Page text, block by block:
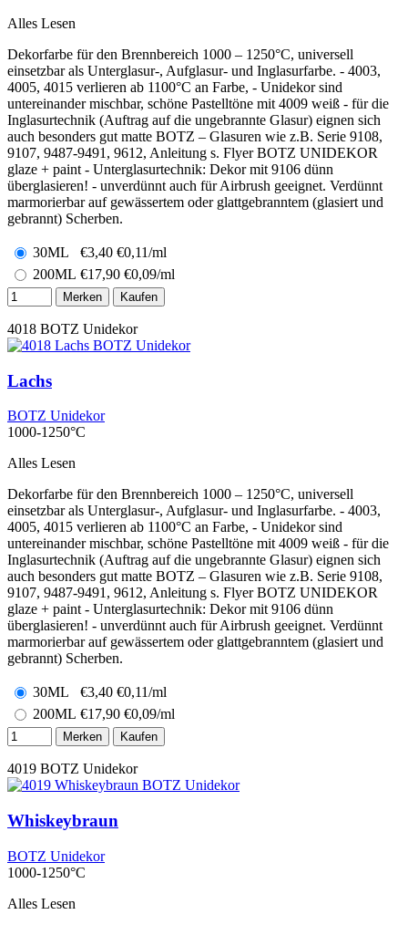
Alles Lesen
Dekorfarbe für den Brennbereich 1000 – 1250°C, universell
einsetzbar als Unterglasur-, Aufglasur- und Inglasurfarbe. - 4003,
4005, 4015 verlieren ab 1100°C an Farbe, - Unidekor sind
untereinander mischbar, schöne Pastelltöne mit 4009 weiß - für die
Inglasurtechnik (Auftrag auf die ungebrannte Glasur) eignen sich
auch besonders gut matte BOTZ – Glasuren wie z.B. Serie 9108,
9107, 9487-9491, 9612, Anleitung s. Flyer BOTZ UNIDEKOR
glaze + paint - Unterglasurtechnik: Dekor mit 9106 dünn
überglasieren! - unverdünnt auch für Airbrush geeignet. Verdünnt
marmorierbar auf gewässertem oder glattgebranntem (glasiert und
gebrannt) Scherben.
30ML €3,40 €0,11/ml
200ML €17,90 €0,09/ml
Merken Kaufen
4018 BOTZ Unidekor
Lachs
BOTZ Unidekor
1000-1250°C
Alles Lesen
Dekorfarbe für den Brennbereich 1000 – 1250°C, universell
einsetzbar als Unterglasur-, Aufglasur- und Inglasurfarbe. - 4003,
4005, 4015 verlieren ab 1100°C an Farbe, - Unidekor sind
untereinander mischbar, schöne Pastelltöne mit 4009 weiß - für die
Inglasurtechnik (Auftrag auf die ungebrannte Glasur) eignen sich
auch besonders gut matte BOTZ – Glasuren wie z.B. Serie 9108,
9107, 9487-9491, 9612, Anleitung s. Flyer BOTZ UNIDEKOR
glaze + paint - Unterglasurtechnik: Dekor mit 9106 dünn
überglasieren! - unverdünnt auch für Airbrush geeignet. Verdünnt
marmorierbar auf gewässertem oder glattgebranntem (glasiert und
gebrannt) Scherben.
30ML €3,40 €0,11/ml
200ML €17,90 €0,09/ml
Merken Kaufen
4019 BOTZ Unidekor
Whiskeybraun
BOTZ Unidekor
1000-1250°C
Alles Lesen